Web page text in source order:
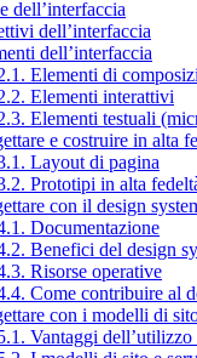
dell’interfaccia
dell’interfaccia
dell’interfaccia
Elementi di
Elementi interattivi
Elementi testuali
e costruire in alta
Layout di pagina
Prototipi in alta
con il design
Documentazione
Benefici del design
Risorse operative
Come contribuire al
con i modelli di
Vantaggi